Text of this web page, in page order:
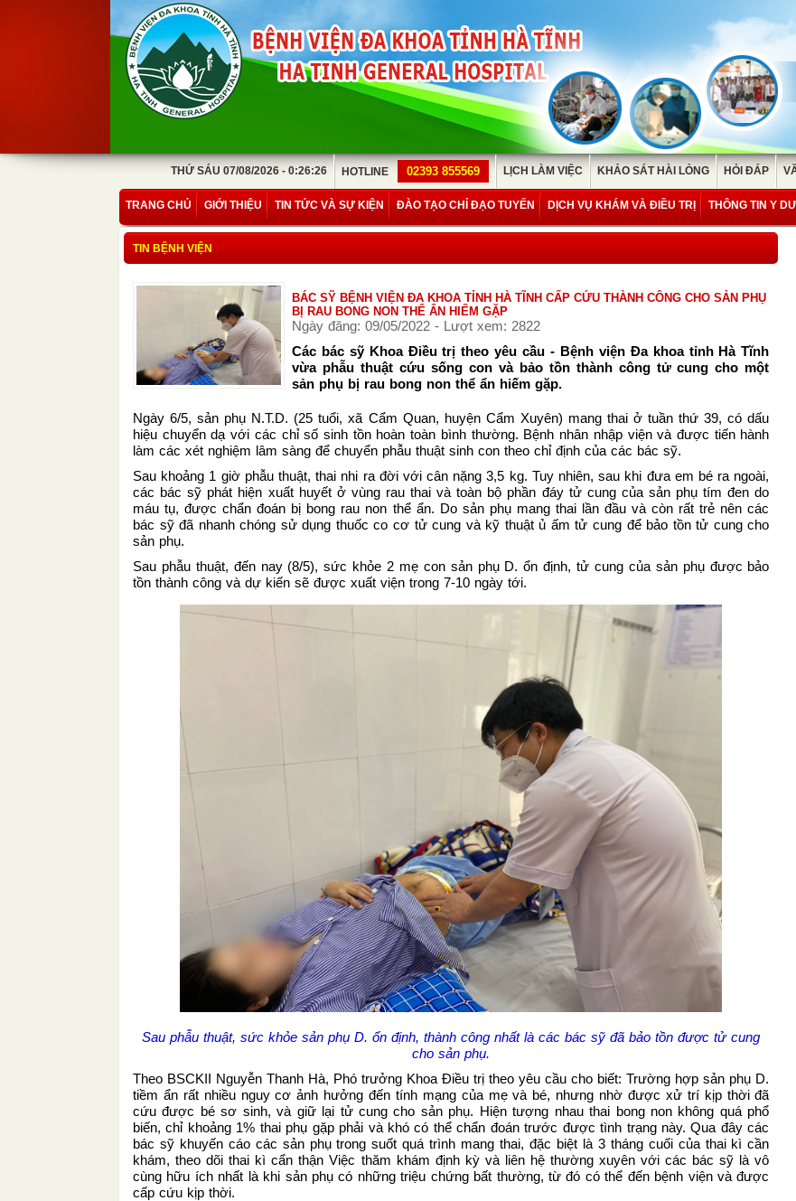
THỨ SÁU 07/08/2026 - 0:26:26 HOTLINE 02393 855569 LỊCH LÀM VIỆC KHẢO SÁT HÀI LÒNG HỎI ĐÁP
TRANG CHỦ GIỚI THIỆU TIN TỨC VÀ SỰ KIỆN ĐÀO TẠO CHỈ ĐẠO TUYẾN DỊCH VỤ KHÁM VÀ ĐIỀU TRỊ THÔNG TIN Y
TIN BỆNH VIỆN
BÁC SỸ BỆNH VIỆN ĐA KHOA TỈNH HÀ TĨNH CẤP CỨU THÀNH CÔNG CHO SẢN PHỤ
BỊ RAU BONG NON THỂ ẨN HIẾM GẶP
Ngày đăng: 09/05/2022 - Lượt xem: 2822
Các bác sỹ Khoa Điều trị theo yêu cầu - Bệnh viện Đa khoa tỉnh Hà Tĩnh
vừa phẫu thuật cứu sống con và bảo tồn thành công tử cung cho một
sản phụ bị rau bong non thể ẩn hiếm gặp.
Ngày 6/5, sản phụ N.T.D. (25 tuổi, xã Cẩm Quan, huyện Cẩm Xuyên) mang thai ở tuần thứ 39, có dấu
hiệu chuyển dạ với các chỉ số sinh tồn hoàn toàn bình thường. Bệnh nhân nhập viện và được tiến hành
làm các xét nghiệm lâm sàng để chuyển phẫu thuật sinh con theo chỉ định của các bác sỹ.
Sau khoảng 1 giờ phẫu thuật, thai nhi ra đời với cân nặng 3,5 kg. Tuy nhiên, sau khi đưa em bé ra ngoài,
các bác sỹ phát hiện xuất huyết ở vùng rau thai và toàn bộ phần đáy tử cung của sản phụ tím đen do
máu tụ, được chẩn đoán bị bong rau non thể ẩn. Do sản phụ mang thai lần đầu và còn rất trẻ nên các
bác sỹ đã nhanh chóng sử dụng thuốc co cơ tử cung và kỹ thuật ủ ấm tử cung để bảo tồn tử cung cho
sản phụ.
Sau phẫu thuật, đến nay (8/5), sức khỏe 2 mẹ con sản phụ D. ổn định, tử cung của sản phụ được bảo
tồn thành công và dự kiến sẽ được xuất viện trong 7-10 ngày tới.
Sau phẫu thuật, sức khỏe sản phụ D. ổn định, thành công nhất là các bác sỹ đã bảo tồn được tử cung
cho sản phụ.
Theo BSCKII Nguyễn Thanh Hà, Phó trưởng Khoa Điều trị theo yêu cầu cho biết: Trường hợp sản phụ D.
tiềm ẩn rất nhiều nguy cơ ảnh hưởng đến tính mạng của mẹ và bé, nhưng nhờ được xử trí kịp thời đã
cứu được bé sơ sinh, và giữ lại tử cung cho sản phụ. Hiện tượng nhau thai bong non không quá phổ
biến, chỉ khoảng 1% thai phụ gặp phải và khó có thể chẩn đoán trước được tình trạng này. Qua đây các
bác sỹ khuyến cáo các sản phụ trong suốt quá trình mang thai, đặc biệt là 3 tháng cuối của thai kì cần
khám, theo dõi thai kì cẩn thận Việc thăm khám định kỳ và liên hệ thường xuyên với các bác sỹ là vô
cùng hữu ích nhất là khi sản phụ có những triệu chứng bất thường, từ đó có thể đến bệnh viện và được
cấp cứu kịp thời.